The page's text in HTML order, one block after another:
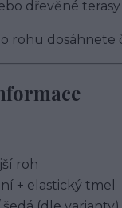
dřevěné terasy
rohu dosáhnete
roh
+ elastický tmel